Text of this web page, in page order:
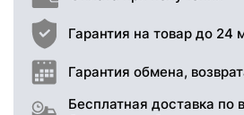
Гарантия на товар до 24
Гарантия обмена,
Бесплатная доставка по